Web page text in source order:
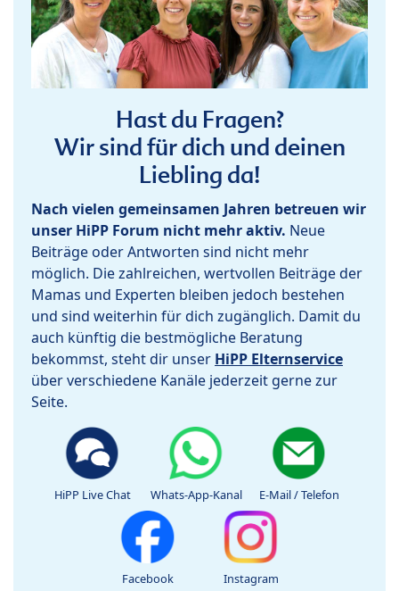
Hast du Fragen?
Wir sind für dich und deinen
Liebling da!
Nach vielen gemeinsamen Jahren betreuen wir
unser HiPP Forum nicht mehr aktiv. Neue
Beiträge oder Antworten sind nicht mehr
möglich. Die zahlreichen, wertvollen Beiträge der
Mamas und Experten bleiben jedoch bestehen
und sind weiterhin für dich zugänglich. Damit du
auch künftig die bestmögliche Beratung
bekommst, steht dir unser HiPP Elternservice
über verschiedene Kanäle jederzeit gerne zur
Seite.
HiPP Live Chat Whats-App-Kanal E-Mail / Telefon
Facebook Instagram